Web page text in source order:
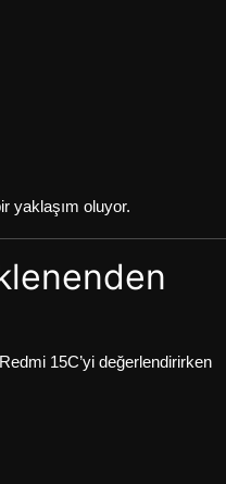
yaklaşım oluyor.
15C’yi değerlendirirken